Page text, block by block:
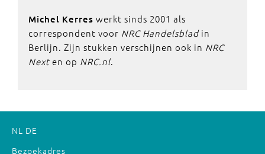
Michel Kerres werkt sinds 2001 als
correspondent voor NRC Handelsbladin
Berlijn. Zijn stukken verschijnen ook in NRC
Nexten op NRC.nl.
NL DE
Bezoekadres